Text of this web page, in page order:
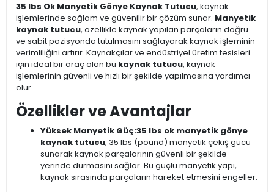
35 lbs Ok Manyetik Gönye Kaynak Tutucu, kaynak
işlemlerinde sağlam ve güvenilir bir çözüm sunar. Manyetik
kaynak tutucu, özellikle kaynak yapılan parçaların doğru
ve sabit pozisyonda tutulmasını sağlayarak kaynak işleminin
verimliliğini artırır. Kaynakçılar ve endüstriyel üretim tesisleri
için ideal bir araç olan bu kaynak tutucu, kaynak
işlemlerinin güvenli ve hızlı bir şekilde yapılmasına yardımcı
olur.
Özellikler ve Avantajlar
Yüksek Manyetik Güç:35 lbs ok manyetik gönye
kaynak tutucu, 35 lbs (pound) manyetik çekiş gücü
sunarak kaynak parçalarının güvenli bir şekilde
yerinde durmasını sağlar. Bu güçlü manyetik yapı,
kaynak sırasında parçaların hareket etmesini engeller.